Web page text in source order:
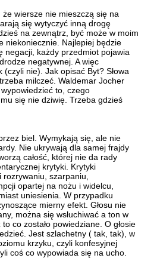
wiersze nie mieszczą się na
się wytyczyć inną drogę
na zewnątrz, być może w moim
niekoniecznie. Najlepiej będzie
negacji, każdy przedmiot pojawia
negatywnej. A więc
nie). Jak opisać Byt? Słowa
milczeć. Waldemar Jocher
to, czego
się nie dziwię. Trzeba gdzieś
biel. Wymykają się, ale nie
Nie ukrywają dla samej frajdy
całość, której nie da rady
krytyki. Krytyki
szarpaniu,
opartej na nożu i widelcu,
uniesienia. W przypadku
mierny efekt. Głosu nie
można się wsłuchiwać a ton w
co zostało powiedziane. O głosie
Jest szlachetny ( tak, tak), w
krzyku, czyli konfesyjnej
coś co wypowiada się na ucho.